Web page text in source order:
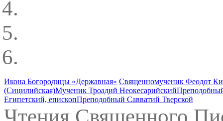
Икона Богородицы «Державная» Священномученик Феодот
(Сицилийская)Мученик Троадий Неокесарийский
Египетский, епископПреподобный Савватий Тверской
Чтения Священного